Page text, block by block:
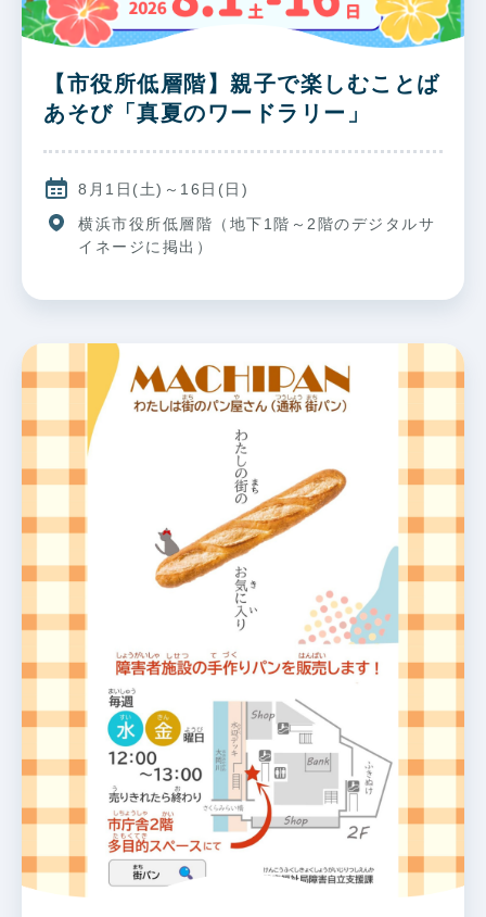
【市役所低層階】親子で楽しむことば
あそび「真夏のワードラリー」
8月1日(土)～16日(日)
横浜市役所低層階（地下1階～2階のデジタルサ
イネージに掲出）